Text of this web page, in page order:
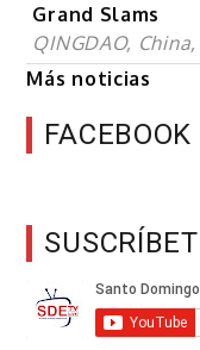
Grand Slams
QINGDAO,
Más noticias
FACEBOOK